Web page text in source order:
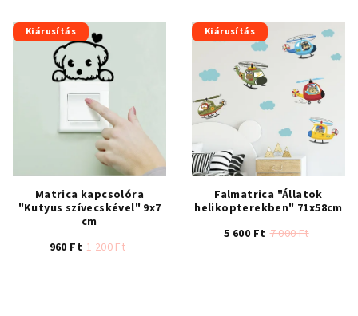
Kiárusítás
Matrica kapcsolóra
"Kutyus szívecskével" 9x7
cm
960 Ft 1 200 Ft
Kiárusítás
Falmatrica "Állatok
helikopterekben" 71x58cm
5 600 Ft 7 000 Ft